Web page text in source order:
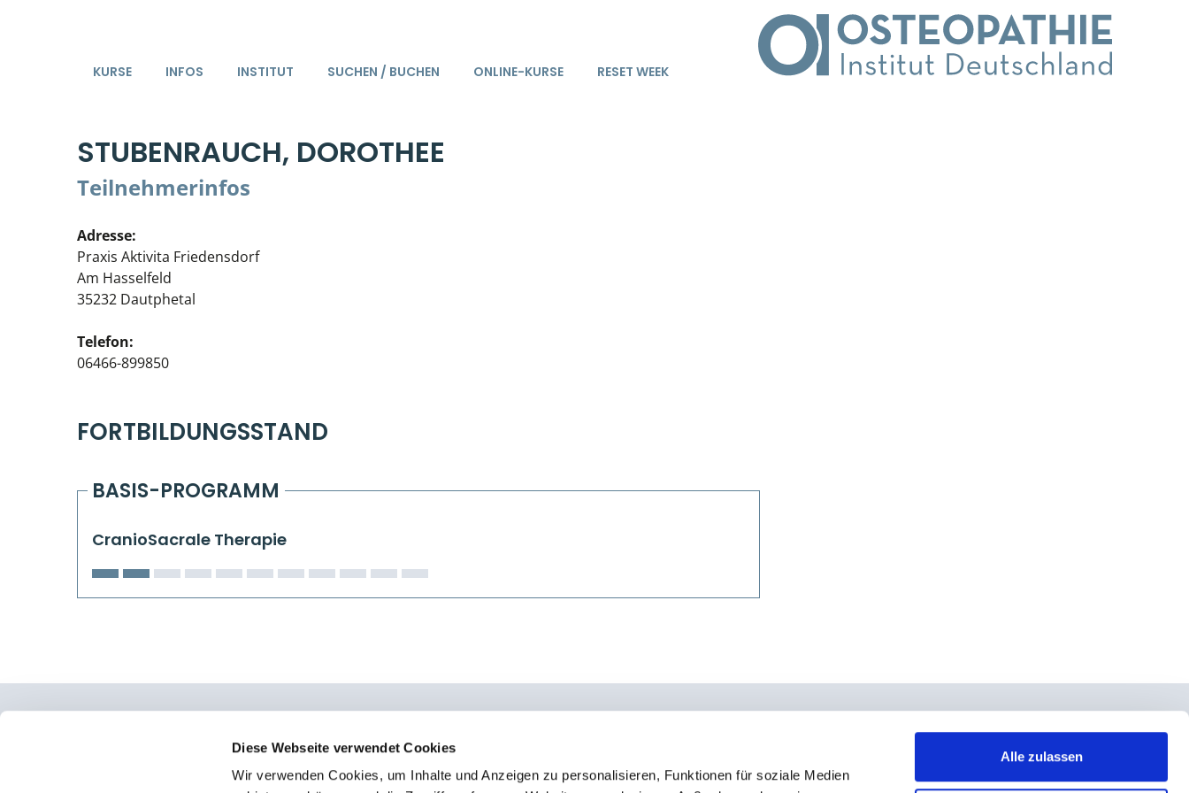
Diese Webseite verwendet Cookies
Wir verwenden Cookies, um Inhalte und Anzeigen zu personalisieren, Funktionen für soziale Medien
Alle zulassen
KURSE INFOS INSTITUT SUCHEN / BUCHEN ONLINE-KURSE RESET WEEK
STUBENRAUCH, DOROTHEE
Teilnehmerinfos
Adresse:
Praxis Aktivita Friedensdorf
Am Hasselfeld
35232 Dautphetal
Telefon:
06466-899850
FORTBILDUNGSSTAND
BASIS-PROGRAMM
CranioSacrale Therapie
Konrad-Adenauer-Straße 6
0451 - 4 79 95 0 Kontakt